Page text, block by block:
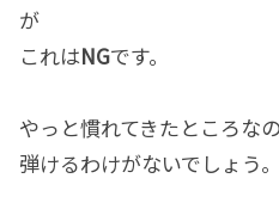
が
これはNGです。
やっと慣れてきたところな
弾けるわけがないでしょう。